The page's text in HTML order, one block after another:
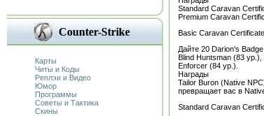
Counter-Strike
Карты
Читы и Коды
Реплэи и Видео
Юмор
Программы
Советы и Тактика
Скины
Standard Caravan
Premium Caravan
Basic Caravan
Дайте 20 Darion's
Blind Huntsman (83
Enforcer (84 ур.).
Награды
Tailor Buron (Native
превращает вас в
Standard Caravan